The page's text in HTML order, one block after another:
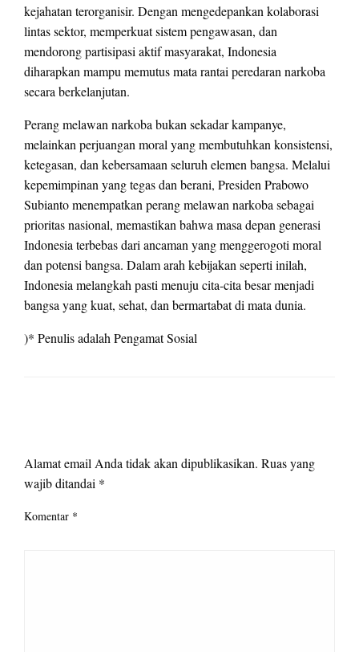
kejahatan terorganisir. Dengan mengedepankan kolaborasi
lintas sektor, memperkuat sistem pengawasan, dan
mendorong partisipasi aktif masyarakat, Indonesia
diharapkan mampu memutus mata rantai peredaran narkoba
secara berkelanjutan.
Perang melawan narkoba bukan sekadar kampanye,
melainkan perjuangan moral yang membutuhkan konsistensi,
ketegasan, dan kebersamaan seluruh elemen bangsa. Melalui
kepemimpinan yang tegas dan berani, Presiden Prabowo
Subianto menempatkan perang melawan narkoba sebagai
prioritas nasional, memastikan bahwa masa depan generasi
Indonesia terbebas dari ancaman yang menggerogoti moral
dan potensi bangsa. Dalam arah kebijakan seperti inilah,
Indonesia melangkah pasti menuju cita-cita besar menjadi
bangsa yang kuat, sehat, dan bermartabat di mata dunia.
)* Penulis adalah Pengamat Sosial
Alamat email Anda tidak akan dipublikasikan. Ruas yang
wajib ditandai *
Komentar *